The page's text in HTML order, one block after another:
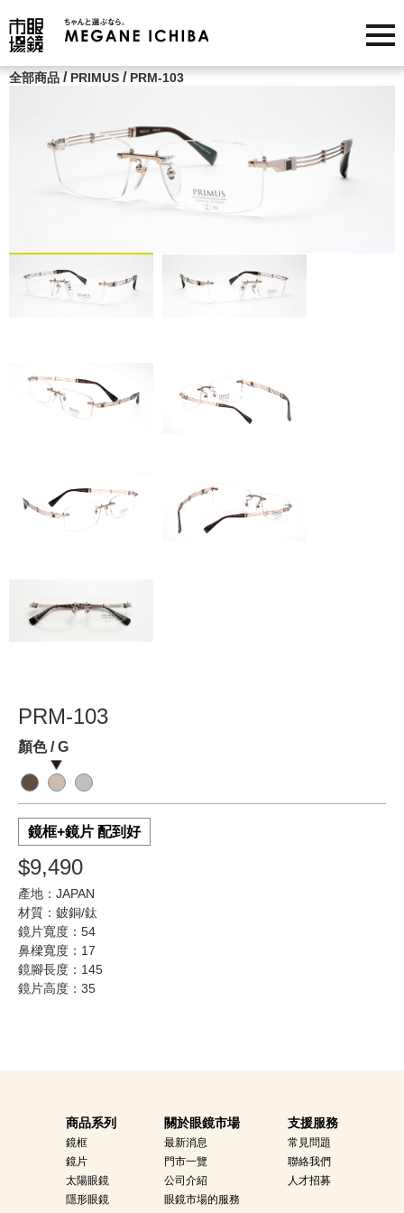
全部商品 / PRIMUS / PRM-103
PRM-103
顏色 / G
鏡框+鏡片 配到好
$9,490
產地：JAPAN
材質：鈹銅/鈦
鏡片寬度：54
鼻樑寬度：17
鏡腳長度：145
鏡片高度：35
商品系列
鏡框
鏡片
太陽眼鏡
隱形眼鏡
關於眼鏡市場
最新消息
門市一覽
公司介紹
眼鏡市場的服務
支援服務
常見問題
聯絡我們
人才招募